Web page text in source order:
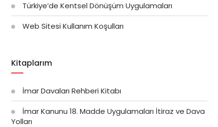
Türkiye’de Kentsel Dönüşüm Uygulamaları
Web Sitesi Kullanım Koşulları
Kitaplarım
İmar Davaları Rehberi Kitabı
İmar Kanunu 18. Madde Uygulamaları İtiraz ve Dava
Yolları